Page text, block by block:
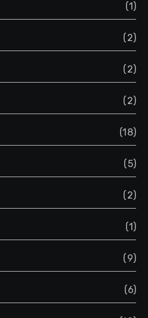
(1)
(2)
(2)
(2)
(18)
(5)
(2)
(1)
(9)
(6)